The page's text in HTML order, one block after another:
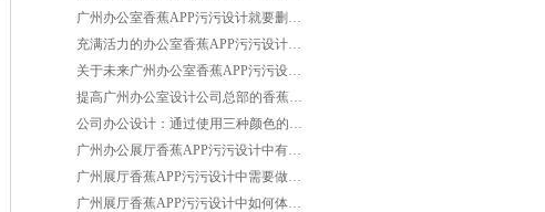
广州办公室香蕉APP污污设计就要删繁就简
充满活力的办公室香蕉APP污污设计空间是怎样的
关于未来广州办公室香蕉APP污污设计方案的畅想
提高广州办公室设计公司总部的香蕉APP污污水平有哪些
公司办公设计：通过使用三种颜色的标准模块化实现了天花板改造
广州办公展厅香蕉APP污污设计中有哪些需要注意的
广州展厅香蕉APP污污设计中需要做吊顶吗
广州展厅香蕉APP污污设计中如何体现出高品质呢